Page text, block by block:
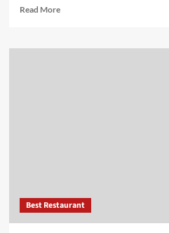
เอเชีย
เฉียง
Read MoreRead
NT
ด้วย
Best Restaurant